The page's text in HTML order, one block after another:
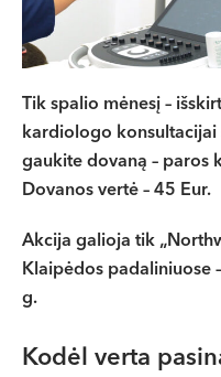
VII --
Klaipėda
Darbo laikas:
I-V 08:00 - 20:00
VI, VII --
Darbo laikas:
I-V 08:00 - 20:00
Kretinga
Tik spalio mėnesį –
kardiologo konsultacijai
gaukite dovaną – paros
Dovanos vertė – 45 Eur.
Akcija galioja tik
Klaipėdos padaliniuose
g.
Kodėl verta